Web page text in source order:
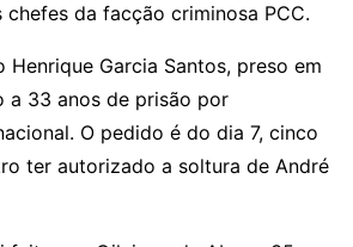
da facção criminosa PCC.
Henrique Garcia Santos, preso em
a 33 anos de prisão por
O pedido é do dia 7, cinco
ter autorizado a soltura de André